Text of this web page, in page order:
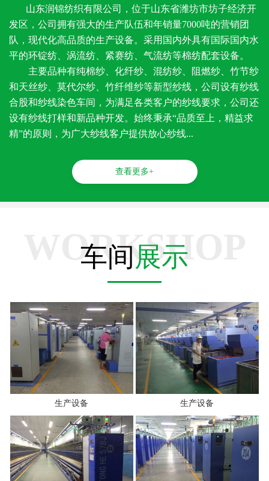
山东润锦纺织有限公司，位于山东省潍坊市坊子经济开
发区，公司拥有强大的生产队伍和年销量7000吨的营销团
队，现代化高品质的生产设备。采用国内外具有国际国内水
平的环锭纺、涡流纺、紧赛纺、气流纺等棉纺配套设备。
主要品种有纯棉纱、化纤纱、混纺纱、阻燃纱、竹节纱
和天丝纱、莫代尔纱、竹纤维纱等新型纱线，公司设有纱线
合股和纱线染色车间，为满足各类客户的纱线要求，公司还
设有纱线打样和新品种开发。始终秉承“品质至上，精益求
精”的原则，为广大纱线客户提供放心纱线...
查看更多+
WORKSHOP
车间 展示
生产设备 生产设备